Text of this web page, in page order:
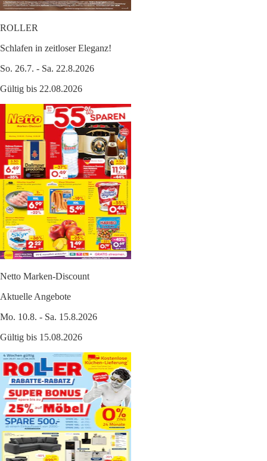
ROLLER
Schlafen in zeitloser Eleganz!
So. 26.7. - Sa. 22.8.2026
Gültig bis 22.08.2026
Netto Marken-Discount
Aktuelle Angebote
Mo. 10.8. - Sa. 15.8.2026
Gültig bis 15.08.2026